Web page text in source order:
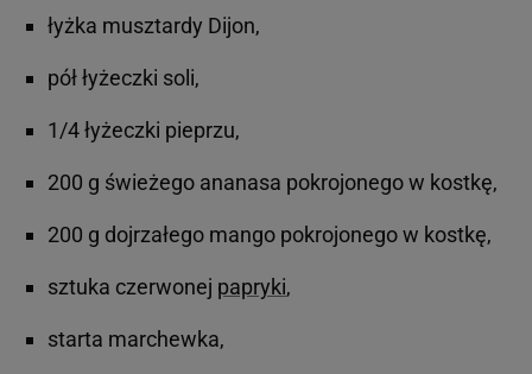
łyżka musztardy Dijon,
pół łyżeczki soli,
1/4 łyżeczki pieprzu,
200 g świeżego ananasa pokrojonego w kostkę,
200 g dojrzałego mango pokrojonego w kostkę,
sztuka czerwonej papryki,
starta marchewka,